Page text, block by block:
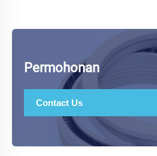
Permohonan
Contact Us